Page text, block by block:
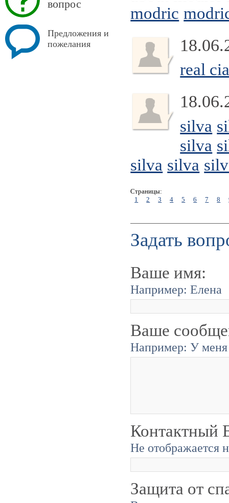
вопрос
Предложения и
пожелания
modric
real
silva
silva
silva silva
Страницы:
1
2 3 4 5 6 7 8
Задать
Ваше имя:
Например: Елена
Ваше
Например: У меня
Контактный
Не отображается
Защита от